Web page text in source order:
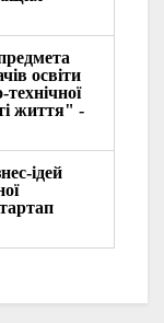
освіти
технічної
життя" -
ідей